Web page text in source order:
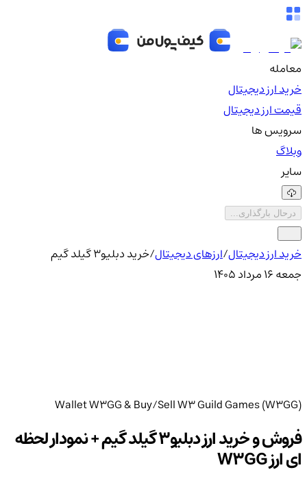
معامله
خرید ارز دیجیتال
قیمت ارز دیجیتال
سرویس ها
وبلاگ
سایر
درحال بارگذاری...
خرید ارز دیجیتال/ارزهای دیجیتال/خرید دبلیو3 گیلد گیم
جمعه ۱۶ مرداد ۱۴۰۵
Wallet W3GG & Buy/Sell W3 Guild Games (W3GG)
فروش و خرید ارز دبلیو3 گیلد گیم + نمودار لحظه
ای ارز W3GG